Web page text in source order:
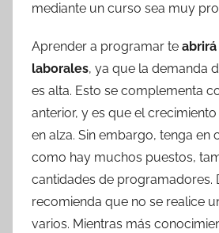
mediante un curso sea muy
Aprender a programar te
laborales, ya que la demanda
es alta. Esto se complementa
anterior, y es que el
en alza. Sin embargo, tenga en
como hay muchos puestos,
cantidades de programadores.
recomienda que no se realice
varios. Mientras más